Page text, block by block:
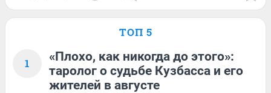
ТОП 5
1
«Плохо, как никогда до этого»:
таролог о судьбе Кузбасса и его
жителей в августе